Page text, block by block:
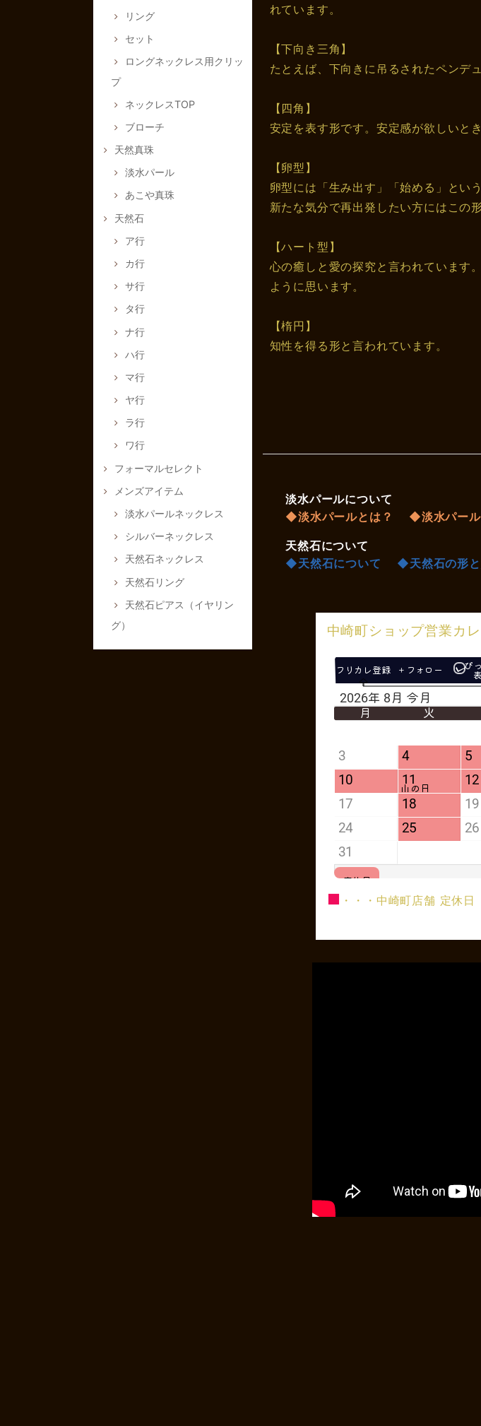
リング
セット
ロングネックレス用クリッ
プ
ネックレスTOP
ブローチ
天然真珠
淡水パール
あこや真珠
天然石
ア行
カ行
サ行
タ行
ナ行
ハ行
マ行
ヤ行
ラ行
ワ行
フォーマルセレクト
メンズアイテム
淡水パールネックレス
シルバーネックレス
天然石ネックレス
天然石リング
天然石ピアス（イヤリン
グ）
れています。
【下向き三角】
たとえば、下向きに吊るされたペンデ
【四角】
安定を表す形です。安定感が欲しいと
【卵型】
卵型には「生み出す」「始める」とい
新たな気分で再出発したい方にはこの
【ハート型】
心の癒しと愛の探究と言われています
ように思います。
【楕円】
知性を得る形と言われています。
淡水パールについて
◆淡水パールとは？
◆淡水パー
天然石について
◆天然石について
◆天然石の形
中崎町ショップ営業カ
■ ・・・中崎町店舗 定休日